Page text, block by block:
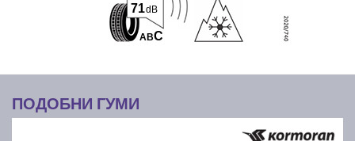
ABC
71dB
ПОДОБНИ ГУМИ